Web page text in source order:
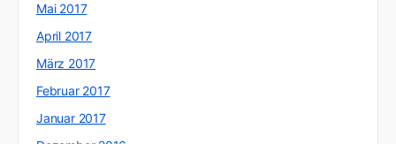
Mai 2017
April 2017
März 2017
Februar 2017
Januar 2017